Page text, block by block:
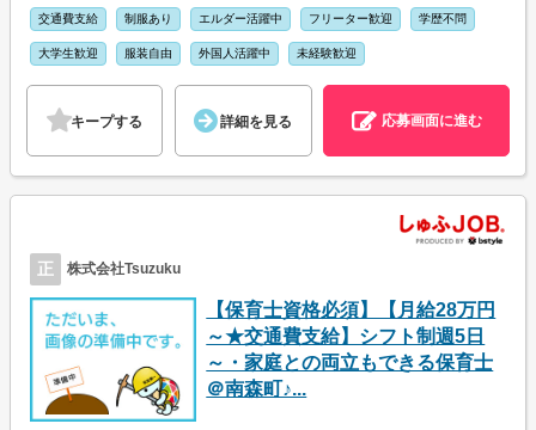
交通費支給 制服あり エルダー活躍中 フリーター歓迎 学歴不問
大学生歓迎 服装自由 外国人活躍中 未経験歓迎
キープする 詳細を見る 応募画面に進む
正 株式会社Tsuzuku
【保育士資格必須】【月給28万円
～★交通費支給】シフト制週5日
～・家庭との両立もできる保育士
＠南森町♪...